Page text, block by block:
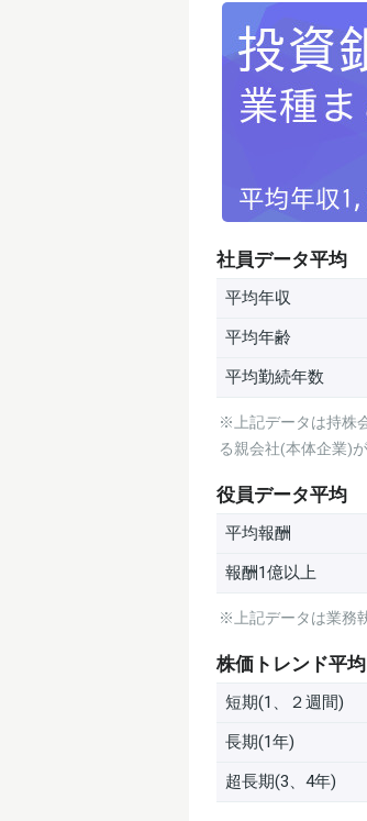
社員データ平均
平均年収
平均年齢
平均勤続年数
※上記データは持株
る親会社(本体企業)
役員データ平均
平均報酬
報酬1億以上
※上記データは業務
株価トレンド平均
短期(1、２週間)
長期(1年)
超長期(3、4年)